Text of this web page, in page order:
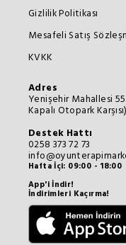
Gizlilik Politikası
Mesafeli Satış
KVKK
Adres
Yenişehir Mahallesi
Kapalı Otopark
Destek Hattı
0258 373 72 73
Hafta İçi: 09:00 - 18:00
App'i İndir!
İndirimleri Kaçırma!